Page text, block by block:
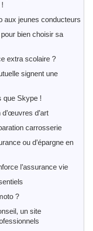
aux jeunes conducteurs
bien choisir sa
extra scolaire ?
signent une
que Skype !
d’art
carrosserie
ou d’épargne en
l’assurance vie
?
un site